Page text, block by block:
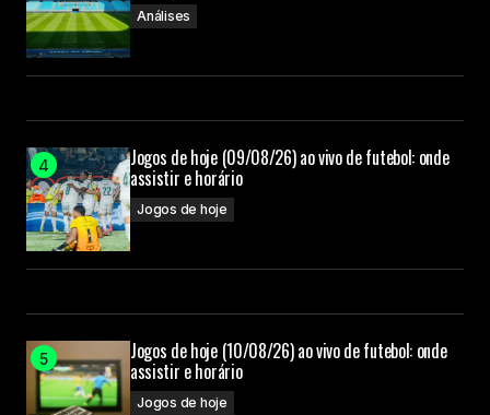
Análises
Jogos de hoje (09/08/26) ao vivo de futebol: onde
assistir e horário
Jogos de hoje
Jogos de hoje (10/08/26) ao vivo de futebol: onde
assistir e horário
Jogos de hoje